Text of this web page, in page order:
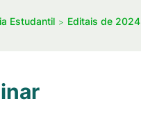
Estudantil Editais de 2024